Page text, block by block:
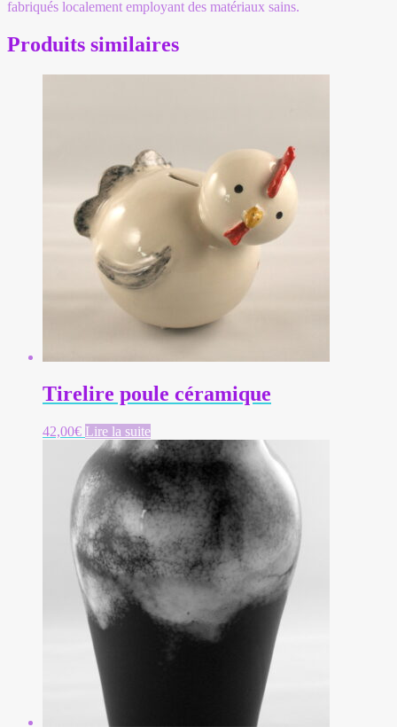
fabriqués localement employant des matériaux sains.
Produits similaires
Tirelire poule céramique
42,00€ Lire la suite